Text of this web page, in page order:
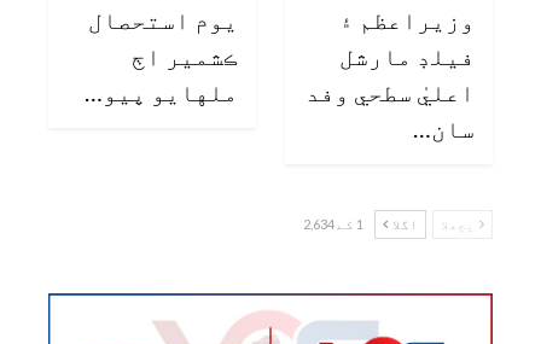
وزيراعظم ۽
فيلڊ مارشل
اعليٰ سطحي وفد
سان…
يوم استحصال
ڪشمير اڄ
ملهايو پيو…
پچھلا اگلا 1 کے 2,634